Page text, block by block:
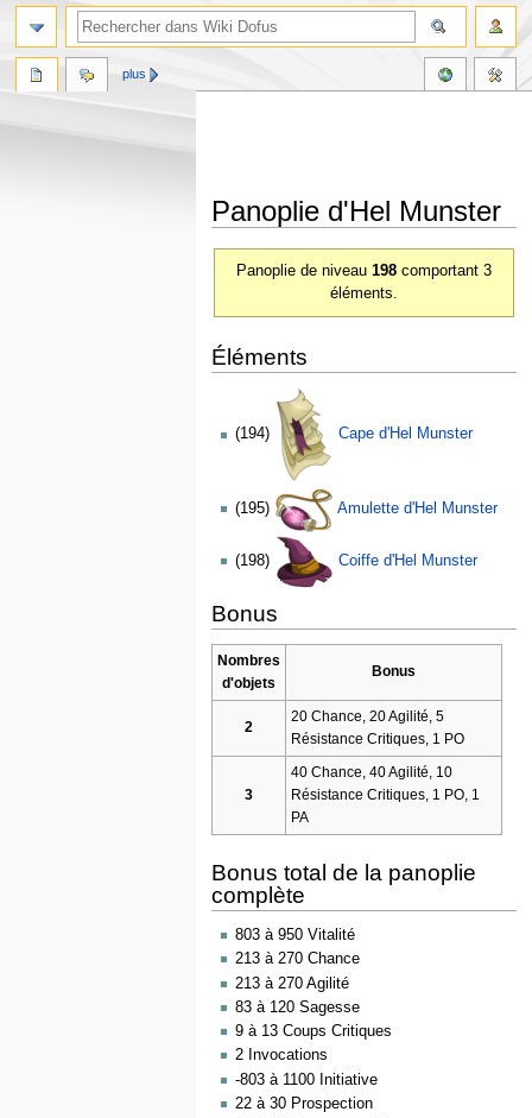
Panoplie d'Hel Munster
Panoplie de niveau198 comportant 3
éléments.
Éléments
(194) Cape d'Hel Munster
(195) Amulette d'Hel Munster
(198) Coiffe d'Hel Munster
Bonus
Nombres
d'objets
Bonus
2
20 Chance, 20 Agilité, 5
Résistance Critiques, 1 PO
3
40 Chance, 40 Agilité, 10
Résistance Critiques, 1 PO, 1
PA
Bonus total de la panoplie
complète
803 à 950 Vitalité
213 à 270 Chance
213 à 270 Agilité
83 à 120 Sagesse
9 à 13 Coups Critiques
2 Invocations
-803 à 1100 Initiative
22 à 30 Prospection
plus